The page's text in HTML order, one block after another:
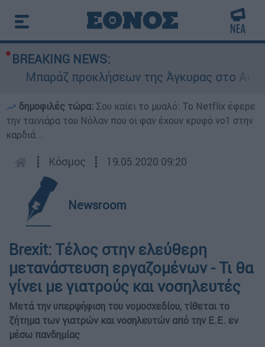
BREAKING NEWS:
Μπαράζ προκλήσεων της Άγκυρας στο Αιγαίο:
δημοφιλές τώρα: Σου καίει το μυαλό: Το Netflix έφερε
την ταινιάρα του Νόλαν που οι φαν έχουν κρυφό νο1 στην
καρδιά...
┋ Κόσμος ┋ 19.05.2020 09:20
Newsroom
Brexit: Τέλος στην ελεύθερη
μετανάστευση εργαζομένων - Τι θα
γίνει με γιατρούς και νοσηλευτές
Μετά την υπερψήφιση του νομοσχεδίου, τίθεται το
ζήτημα των γιατρών και νοσηλευτών από την Ε.Ε. εν
μέσω πανδημίας